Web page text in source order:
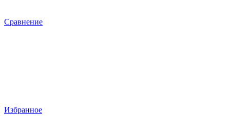
Сравнение
Избранное